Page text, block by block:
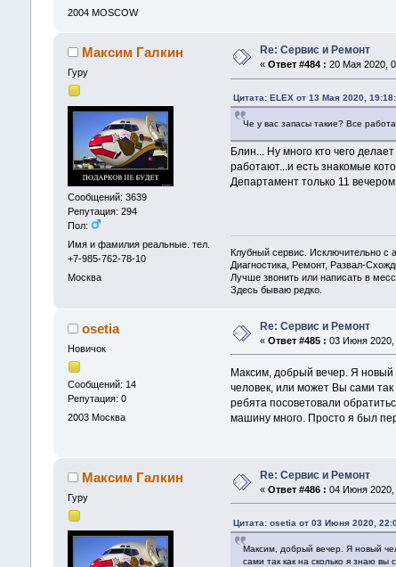
2004 MOSCOW
Максим Галкин
Гуру
Сообщений: 3639
Репутация: 294
Пол:
Имя и фамилия реальные. тел.
+7-985-762-78-10
Москва
Re: Сервис и Ремонт
« Ответ #484 : 20 Мая 2020,
Цитата: ELEX от 13 Мая 2020,
Че у вас запасы такие? Все
Блин... Ну много кто чего
работают...и есть знакомые
Департамент только 11
Клубный сервис. Исключительно с
Диагностика, Ремонт, Развал-
Лучше звонить или написать в
Здесь бываю редко.
osetia
Новичок
Сообщений: 14
Репутация: 0
2003 Москва
Re: Сервис и Ремонт
« Ответ #485 : 03 Июня 2020,
Максим, добрый вечер. Я новый
человек, или может Вы сами
ребята посоветовали
машину много. Просто я был
Максим Галкин
Гуру
Re: Сервис и Ремонт
« Ответ #486 : 04 Июня 2020,
Цитата: osetia от 03 Июня 2020,
Максим, добрый вечер. Я новый
сами так как на сколько я знаю